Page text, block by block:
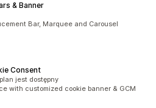
& Banner
Bar, Marquee and Carousel
Consent
jest dostępny
with customized cookie banner & GCM